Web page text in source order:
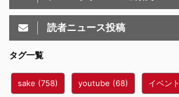
読者ニュース投稿
タグ一覧
sake (758) youtube (68) イベント